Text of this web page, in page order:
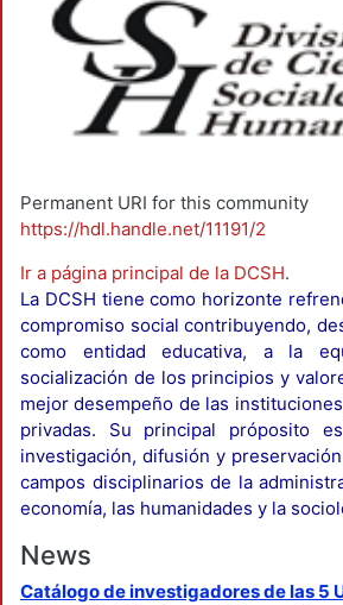
Permanent URI for this community
https://hdl.handle.net/11191/2
Ir a página principal de la DCSH.
La DCSH tiene como horizonte
compromiso social contribuyendo,
como entidad educativa, a la
socialización de los principios y
mejor desempeño de las
privadas. Su principal próposito
investigación, difusión y
campos disciplinarios de la
economía, las humanidades y la
News
Catálogo de investigadores de las 5